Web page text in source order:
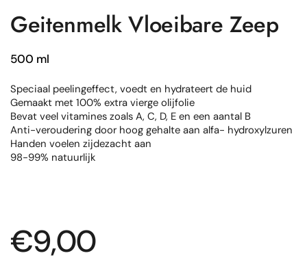
Geitenmelk Vloeibare Zeep
500 ml
Speciaal peelingeffect, voedt en hydrateert de huid
Gemaakt met 100% extra vierge olijfolie
Bevat veel vitamines zoals A, C, D, E en een aantal B
Anti-veroudering door hoog gehalte aan alfa- hydroxylzuren
Handen voelen zijdezacht aan
98-99% natuurlijk
Normale prijs
€9,00